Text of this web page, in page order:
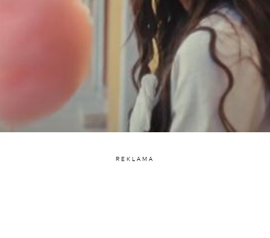
REKLAMA